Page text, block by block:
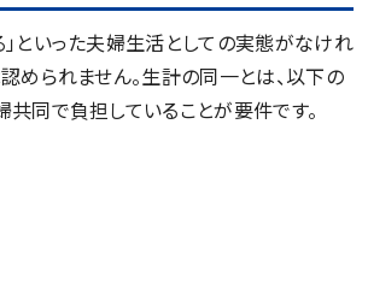
といった夫婦生活としての実態がなけれ
められません。生計の同一とは、以下の
同で負担していることが要件です。